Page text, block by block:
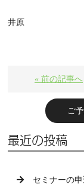
井原
« 前の記事へ
ご
最近の投稿
セミナーの